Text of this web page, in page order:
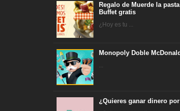
Regalo de Muerde la
Buffet gratis
¿Hoy es tu ...
Monopoly Doble
...
¿Quieres ganar dinero